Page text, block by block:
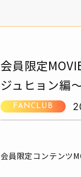
会員限定
ジュヒョン編
FANCLUB
会員限定コンテンツ